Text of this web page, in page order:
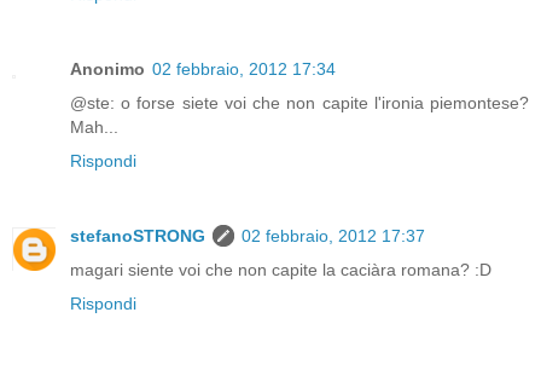
Anonimo 02 febbraio, 2012 17:34
@ste: o forse siete voi che non capite l'ironia piemontese?
Mah...
Rispondi
stefanoSTRONG
02 febbraio, 2012 17:37
magari siente voi che non capite la caciàra romana? :D
Rispondi